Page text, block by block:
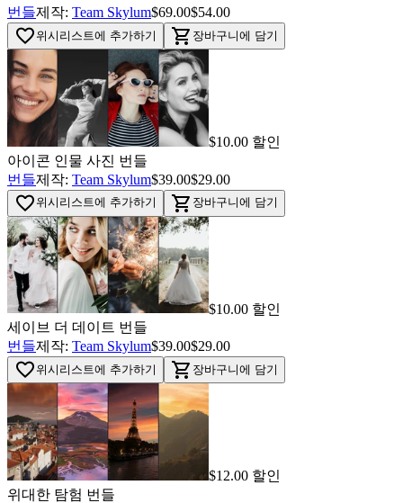
번들제작: Team Skylum$69.00$54.00
favorite_border 위시리스트에 추가하기 shopping_cart 장바구니에 담기
$10.00 할인
아이콘 인물 사진 번들
번들제작: Team Skylum$39.00$29.00
favorite_border 위시리스트에 추가하기 shopping_cart 장바구니에 담기
$10.00 할인
세이브 더 데이트 번들
번들제작: Team Skylum$39.00$29.00
favorite_border 위시리스트에 추가하기 shopping_cart 장바구니에 담기
$12.00 할인
위대한 탐험 번들